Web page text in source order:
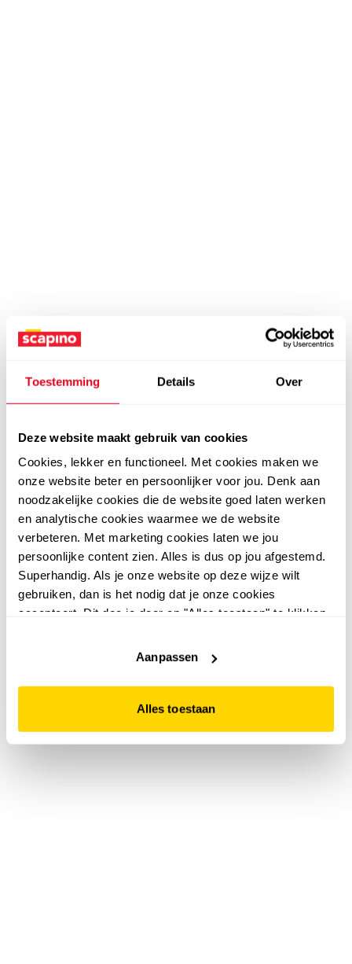
Toestemming Details Over
Deze website maakt gebruik van cookies
Cookies, lekker en functioneel. Met cookies maken we
onze website beter en persoonlijker voor jou. Denk aan
noodzakelijke cookies die de website goed laten werken
en analytische cookies waarmee we de website
verbeteren. Met marketing cookies laten we jou
persoonlijke content zien. Alles is dus op jou afgestemd.
Superhandig. Als je onze website op deze wijze wilt
gebruiken, dan is het nodig dat je onze cookies
accepteert. Dit doe je door op "Alles toestaan" te klikken.
website niet optimaal functioneert.
Aanpassen
Alles toestaan